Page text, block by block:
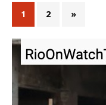
1 2 »